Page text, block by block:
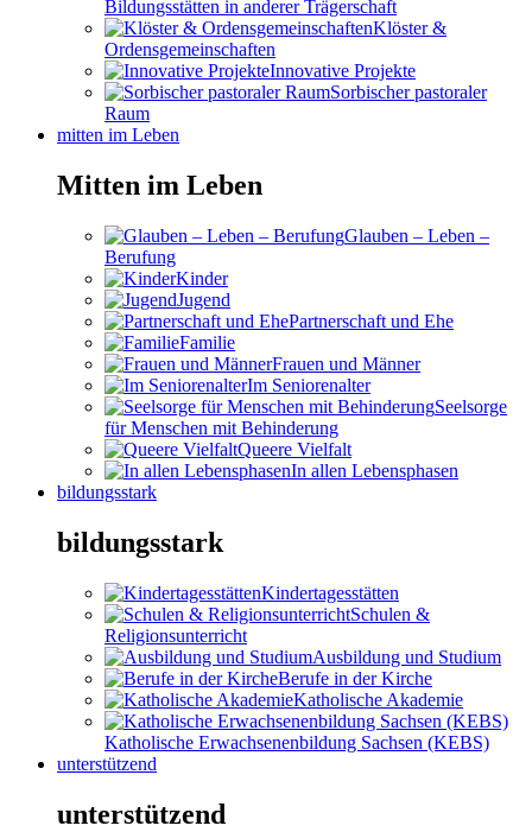
Bildungsstätten in anderer Trägerschaft
Klöster &
Ordensgemeinschaften
Innovative Projekte
Sorbischer pastoraler
Raum
mitten im Leben
Mitten im Leben
Glauben – Leben –
Berufung
Kinder
Jugend
Partnerschaft und Ehe
Familie
Frauen und Männer
Im Seniorenalter
Seelsorge
für Menschen mit Behinderung
Queere Vielfalt
In allen Lebensphasen
bildungsstark
bildungsstark
Kindertagesstätten
Schulen &
Religionsunterricht
Ausbildung und Studium
Berufe in der Kirche
Katholische Akademie
Katholische Erwachsenenbildung Sachsen (KEBS)
unterstützend
unterstützend